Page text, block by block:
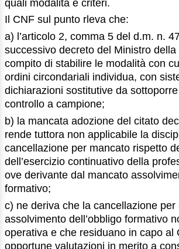
quali modalità e criteri.
Il CNF sul punto rleva che:
a) l’articolo 2, comma 5 del d.m. n.
successivo decreto del Ministro della
compito di stabilire le modalità con
ordini circondariali individua, con
dichiarazioni sostitutive da
controllo a campione;
b) la mancata adozione del citato
rende tuttora non applicabile la
cancellazione per mancato rispetto
dell’esercizio continuativo della
ove derivante dal mancato
formativo;
c) ne deriva che la cancellazione per
assolvimento dell’obbligo formativo
operativa e che residuano in capo al
opportune valutazioni in merito a